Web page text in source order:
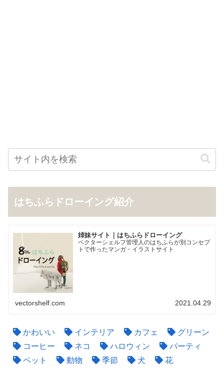
はちふらドローイング紹介
姉妹サイト｜はちふらドローイング
ベクターシェルフ管理人のはちふらが別コンセプ
トで作ったマンガ・イラストサイト
vectorshelf.com 2021.04.29
かわいい インテリア カフェ
グリーン
コーヒー
ネコ ハロウィン
パーティ
ペット
動物 季節 犬
花